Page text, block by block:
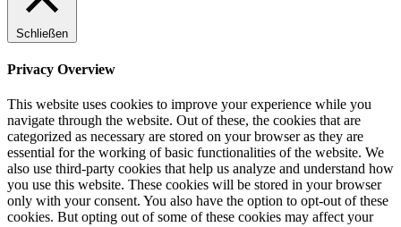
Schließen
Privacy Overview
This website uses cookies to improve your experience while you
navigate through the website. Out of these, the cookies that are
categorized as necessary are stored on your browser as they are
essential for the working of basic functionalities of the website. We
also use third-party cookies that help us analyze and understand how
you use this website. These cookies will be stored in your browser
only with your consent. You also have the option to opt-out of these
cookies. But opting out of some of these cookies may affect your